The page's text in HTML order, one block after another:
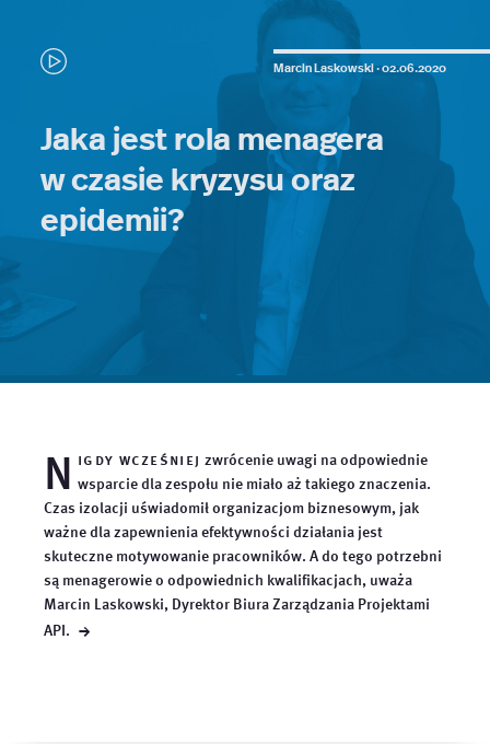
Marcin Laskowski ·02.06.2020
Jaka jest rola menagera
w czasie kryzysu oraz
epidemii?
N igdy wcześniej zwrócenie uwagi na odpowiednie
wsparcie dla zespołu nie miało aż takiego znaczenia.
Czas izolacji uświadomił organizacjom biznesowym, jak
ważne dla zapewnienia efektywności działania jest
skuteczne motywowanie pracowników. A do tego potrzebni
są menagerowie o odpowiednich kwalifikacjach, uważa
Marcin Laskowski, Dyrektor Biura Zarządzania Projektami
API. →